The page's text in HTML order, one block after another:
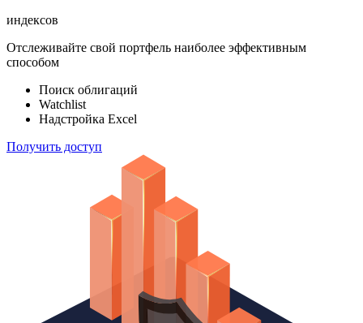
индексов
Отслеживайте свой портфель наиболее эффективным
способом
Поиск облигаций
Watchlist
Надстройка Excel
Получить доступ